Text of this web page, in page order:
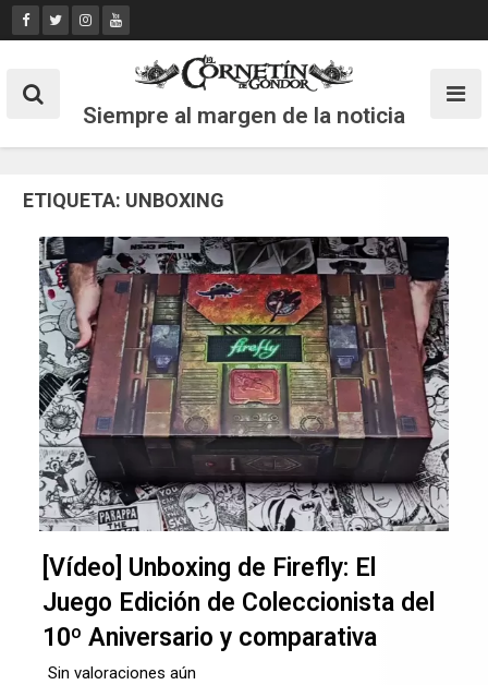
Skip
to
Siempre al margen de la noticia
ETIQUETA: UNBOXING
[Vídeo] Unboxing de Firefly: El
Juego Edición de Coleccionista del
10º Aniversario y comparativa
Sin valoraciones aún